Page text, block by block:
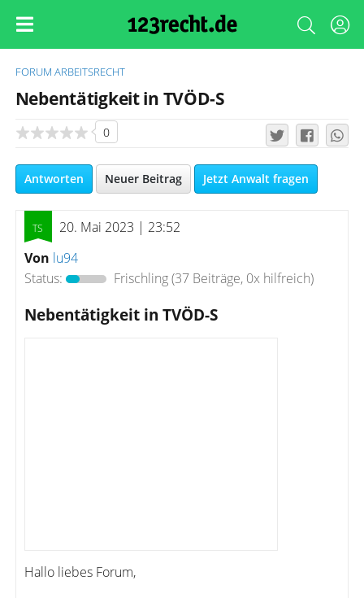
FORUM ARBEITSRECHT
Nebentätigkeit in TVÖD-S
0
Antworten Neuer Beitrag Jetzt Anwalt fragen
20. Mai 2023 | 23:52
Von lu94
Status:
Frischling(37 Beiträge, 0x hilfreich)
Nebentätigkeit in TVÖD-S
Hallo liebes Forum,